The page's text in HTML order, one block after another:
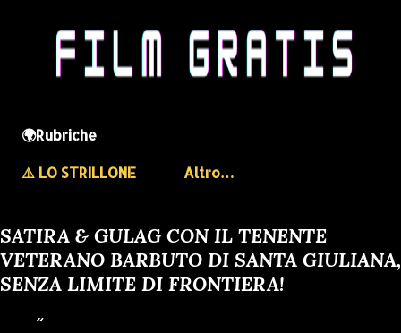
🌍Rubriche
⚠️ LO STRILLONE
Altro…
SATIRA & GULAG CON IL TENENTE
VETERANO BARBUTO DI SANTA GIULIANA,
SENZA LIMITE DI FRONTIERA!